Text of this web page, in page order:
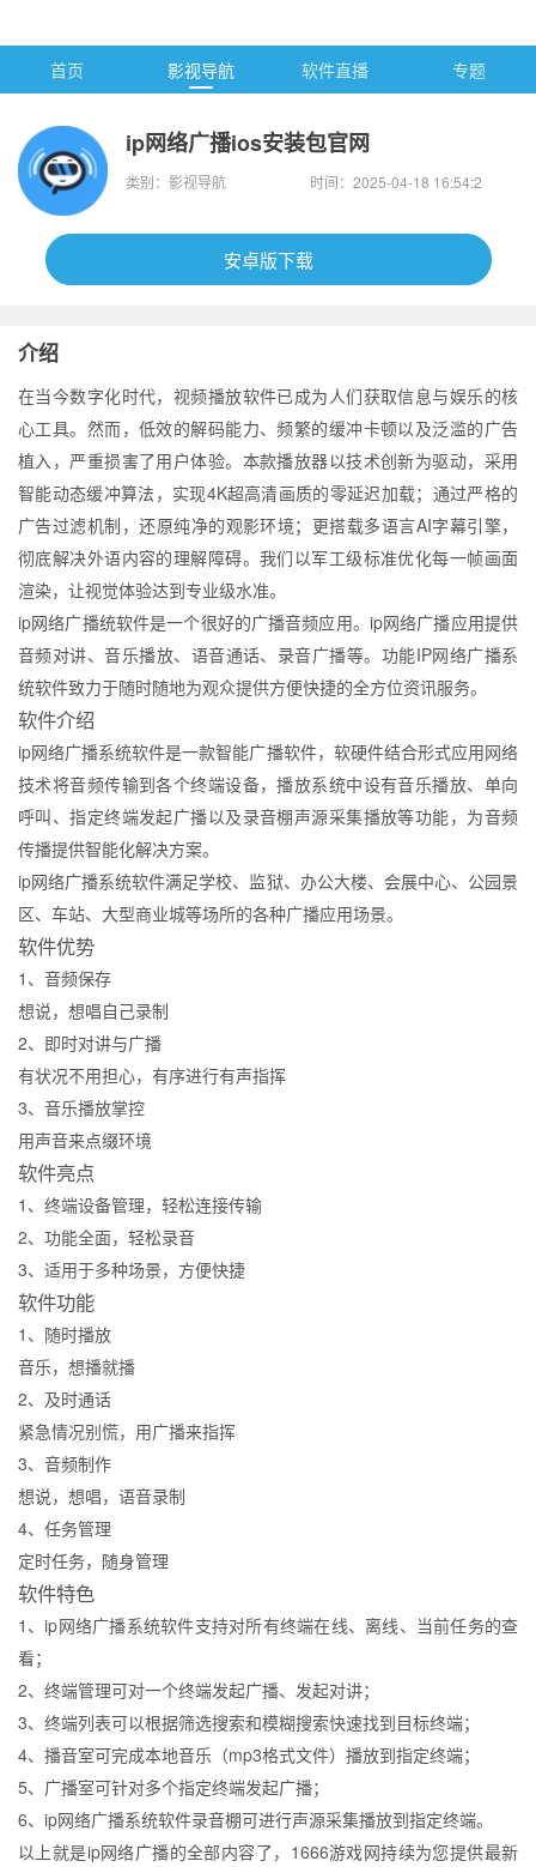
首页 影视导航 软件直播 专题
ip网络广播ios安装包官网
类别：影视导航
时间：2025-04-18 16:54:2
安卓版下载
介绍
在当今数字化时代，视频播放软件已成为人们获取信息与娱乐的核
心工具。然而，低效的解码能力、频繁的缓冲卡顿以及泛滥的广告
植入，严重损害了用户体验。本款播放器以技术创新为驱动，采用
智能动态缓冲算法，实现4K超高清画质的零延迟加载；通过严格的
广告过滤机制，还原纯净的观影环境；更搭载多语言AI字幕引擎，
彻底解决外语内容的理解障碍。我们以军工级标准优化每一帧画面
渲染，让视觉体验达到专业级水准。
ip网络广播统软件是一个很好的广播音频应用。ip网络广播应用提供
音频对讲、音乐播放、语音通话、录音广播等。功能IP网络广播系
统软件致力于随时随地为观众提供方便快捷的全方位资讯服务。
软件介绍
ip网络广播系统软件是一款智能广播软件，软硬件结合形式应用网络
技术将音频传输到各个终端设备，播放系统中设有音乐播放、单向
呼叫、指定终端发起广播以及录音棚声源采集播放等功能，为音频
传播提供智能化解决方案。
ip网络广播系统软件满足学校、监狱、办公大楼、会展中心、公园景
区、车站、大型商业城等场所的各种广播应用场景。
软件优势
1、音频保存
想说，想唱自己录制
2、即时对讲与广播
有状况不用担心，有序进行有声指挥
3、音乐播放掌控
用声音来点缀环境
软件亮点
1、终端设备管理，轻松连接传输
2、功能全面，轻松录音
3、适用于多种场景，方便快捷
软件功能
1、随时播放
音乐，想播就播
2、及时通话
紧急情况别慌，用广播来指挥
3、音频制作
想说，想唱，语音录制
4、任务管理
定时任务，随身管理
软件特色
1、ip网络广播系统软件支持对所有终端在线、离线、当前任务的查
看；
2、终端管理可对一个终端发起广播、发起对讲；
3、终端列表可以根据筛选搜索和模糊搜索快速找到目标终端；
4、播音室可完成本地音乐（mp3格式文件）播放到指定终端；
5、广播室可针对多个指定终端发起广播；
6、ip网络广播系统软件录音棚可进行声源采集播放到指定终端。
以上就是ip网络广播的全部内容了，1666游戏网持续为您提供最新